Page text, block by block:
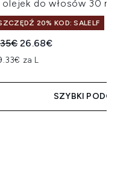
olejek do włosów 30 ml
20% KOD: SALELF
cena detaliczna:
Aktualna cena:
26.68€
za L
SZYBKI PODGLĄD